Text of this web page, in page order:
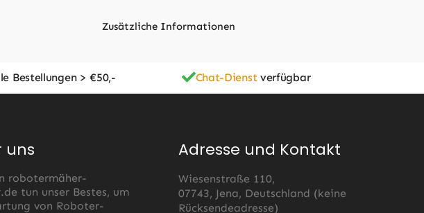
Zusätzliche Informationen
Bestellungen > €50,- Chat-Dienstverfügbar
uns
robotermäher-
tun unser Bestes, um
von Roboter-
Adresse und Kontakt
Wiesenstraße 110,
07743, Jena, Deutschland (keine
Rücksendeadresse)